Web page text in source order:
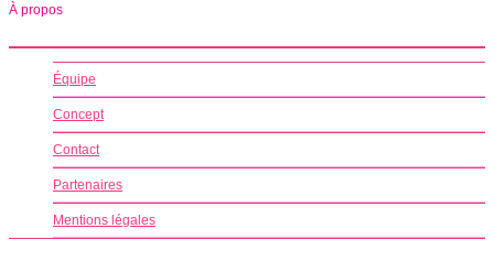
À propos
Équipe
Concept
Contact
Partenaires
Mentions légales